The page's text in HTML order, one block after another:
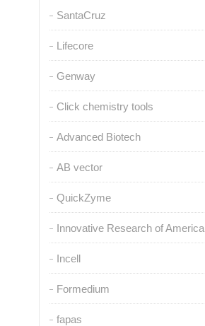
SantaCruz
Lifecore
Genway
Click chemistry tools
Advanced Biotech
AB vector
QuickZyme
Innovative Research of America
Incell
Formedium
fapas